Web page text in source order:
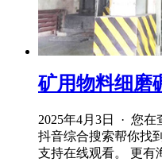
矿用物料细磨
2025年4月3日 · 您在
抖音综合搜索帮你找
支持在线观看。 更有